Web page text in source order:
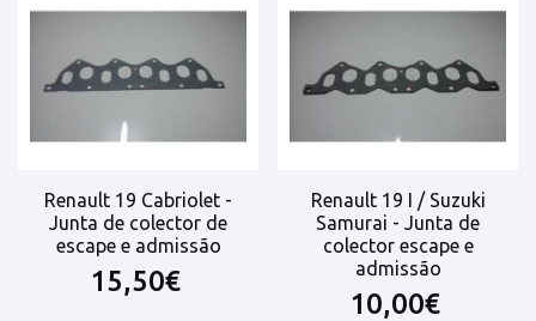
Renault 19 Cabriolet -
Junta de colector de
escape e admissão
15,50€
Renault 19 I / Suzuki
Samurai - Junta de
colector escape e
admissão
10,00€